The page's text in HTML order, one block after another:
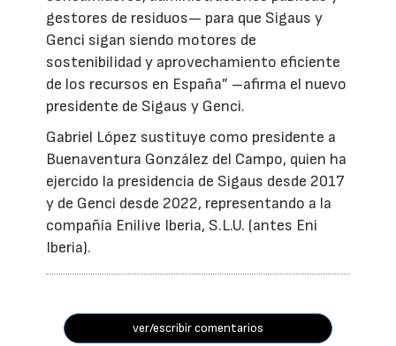
gestores de residuos— para que Sigaus y
Genci sigan siendo motores de
sostenibilidad y aprovechamiento eficiente
de los recursos en España” –afirma el nuevo
presidente de Sigaus y Genci.
Gabriel López sustituye como presidente a
Buenaventura González del Campo, quien ha
ejercido la presidencia de Sigaus desde 2017
y de Genci desde 2022, representando a la
compañía Enilive Iberia, S.L.U. (antes Eni
Iberia).
ver/escribir comentarios